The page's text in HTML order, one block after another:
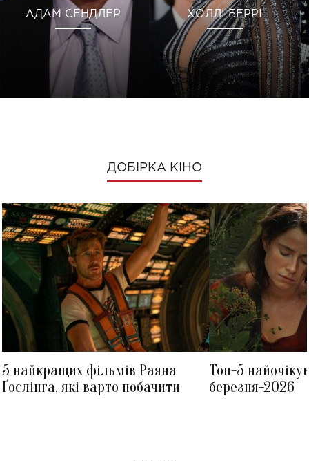
АДАМ СЕНДЛЕР ХОЛЛІ БЕРРІ
ДОБІРКА КІНО
5 найкращих фільмів Раяна
Ґослінга, які варто побачити
Топ-5
березня-2026